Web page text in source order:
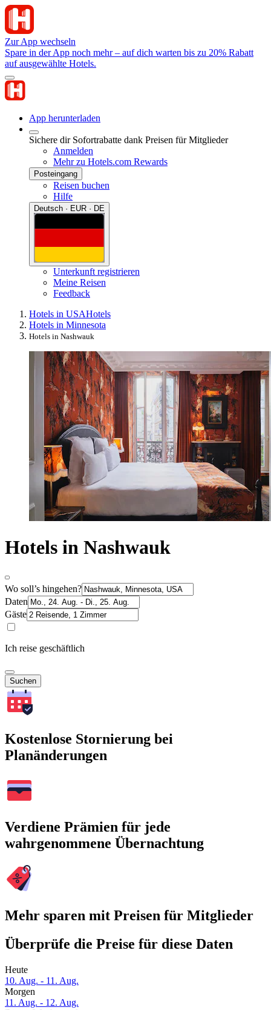
Zur App wechseln
Spare in der App noch mehr – auf dich warten bis zu 20% Rabatt
auf ausgewählte Hotels.
App herunterladen
Sichere dir Sofortrabatte dank Preisen für Mitglieder
Anmelden
Mehr zu Hotels.com Rewards
Posteingang
Reisen buchen
Hilfe
Deutsch · EUR · DE
Unterkunft registrieren
Meine Reisen
Feedback
Hotels in USAHotels
Hotels in Minnesota
Hotels in Nashwauk
Hotels in Nashwauk
Wo soll’s hingehen?
Daten
Gäste
Ich reise geschäftlich
Suchen
Kostenlose Stornierung bei
Planänderungen
Verdiene Prämien für jede
wahrgenommene Übernachtung
Mehr sparen mit Preisen für Mitglieder
Überprüfe die Preise für diese Daten
Heute
10. Aug. - 11. Aug.
Morgen
11. Aug. - 12. Aug.